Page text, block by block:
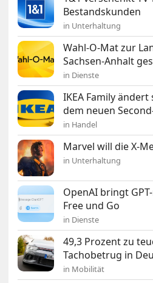
Bestandskunden
in Unterhaltung
Wahl-O-Mat zur
Sachsen-Anhalt
in Dienste
IKEA Family
dem neuen
in Handel
Marvel will die X-
in Unterhaltung
OpenAI bringt
Free und Go
in Dienste
49,3 Prozent zu
Tachobetrug in
in Mobilität